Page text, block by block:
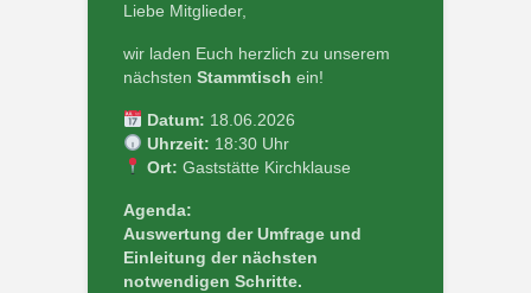
Liebe Mitglieder,
wir laden Euch herzlich zu unserem
nächsten Stammtisch ein!
Datum: 18.06.2026
Uhrzeit: 18:30 Uhr
Ort: Gaststätte Kirchklause
Agenda:
Auswertung der Umfrage und
Einleitung der nächsten
notwendigen Schritte.